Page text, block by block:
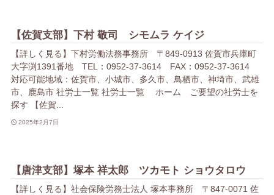
【佐賀支部】下村 敬司 シモムラ ケイジ
【詳しく見る】下村労働法務事務所 〒849-0913 佐賀市兵庫町
大字渕1391番地 TEL：0952-37-3614 FAX：0952-37-3614
対応可能地域：佐賀市、小城市、多久市、鳥栖市、神埼市、武雄
市、鹿島市 社労士一覧 社労士一覧 ホーム ご要望の社労士を
探す 【佐賀...
2025年2月7日
【唐津支部】塚本 祥太郎 ツカモト ショウタロウ
【詳しく見る】社会保険労務士法人 塚本事務所 〒847-0071 佐